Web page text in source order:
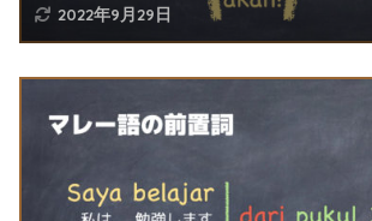
2022年9月29日